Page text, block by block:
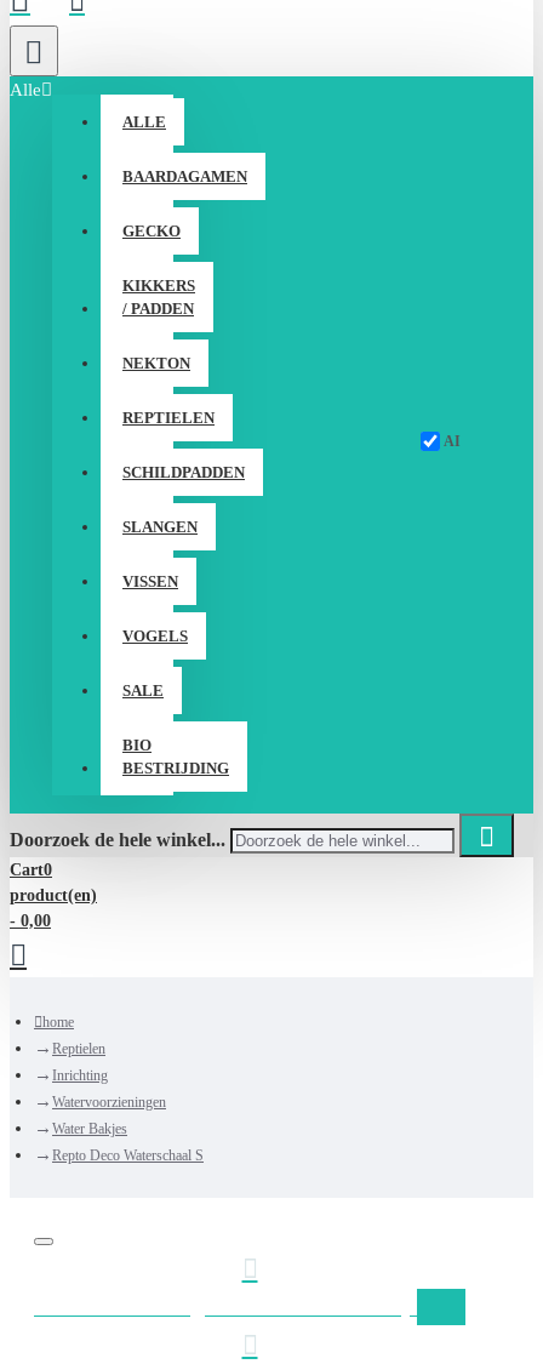
Alle
ALLE
BAARDAGAMEN
GECKO
KIKKERS
/ PADDEN
NEKTON
REPTIELEN
SCHILDPADDEN
SLANGEN
VISSEN
VOGELS
SALE
BIO
BESTRIJDING
Doorzoek de hele winkel...
AI
Cart0
product(en)
- 0,00
home
Reptielen
Inrichting
Watervoorzieningen
Water Bakjes
Repto Deco Waterschaal S